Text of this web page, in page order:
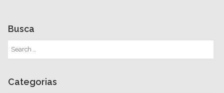
Busca
Categorias